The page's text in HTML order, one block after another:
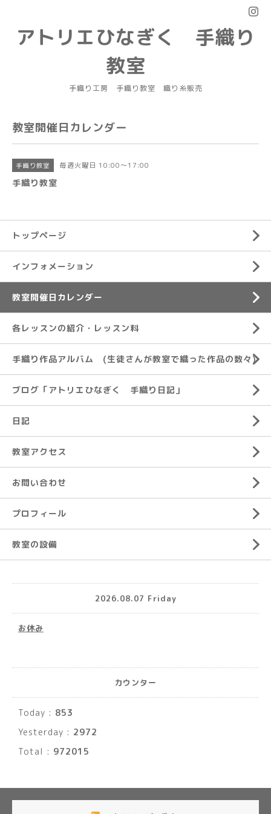
アトリエひなぎく 手織り
教室
手織り工房 手織り教室 織り糸販売
教室開催日カレンダー
手織り教室 毎週火曜日 10:00～17:00
手織り教室
トップページ
インフォメーション
教室開催日カレンダー
各レッスンの紹介・レッスン料
手織り作品アルバム (生徒さんが教室で織った作品の数々)
ブログ「アトリエひなぎく 手織り日記」
日記
教室アクセス
お問い合わせ
プロフィール
教室の設備
2026.08.07 Friday
お休み
カウンター
Today : 853
Yesterday : 2972
Total : 972015